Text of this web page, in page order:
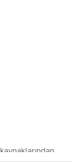
kaynaklarından